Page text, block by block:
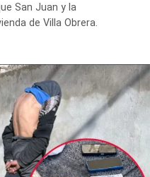
con el objetivo de
San Juan y la
de Villa Obrera.